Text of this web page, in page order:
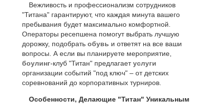
Вежливость и профессионализм сотрудников
"Титана" гарантируют, что каждая минута вашего
пребывания будет максимально комфортной.
Операторы ресепшена помогут выбрать лучшую
дорожку, подобратьобувь и ответят на все ваши
вопросы. А если вы планируете мероприятие,
боулинг-клуб "Титан" предлагаетуслуги
организации событий "под ключ" – от детских
соревнований до корпоративных турниров.
Особенности, Делающие "Титан" Уникальным